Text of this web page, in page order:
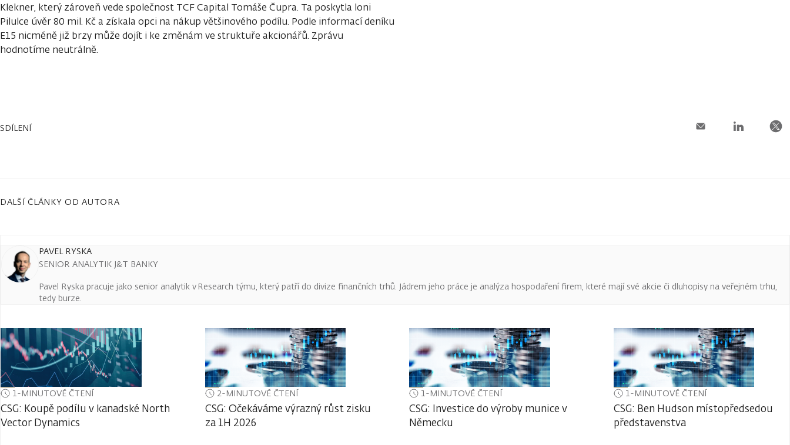
Klekner, který zároveň vede společnost TCF Capital Tomáše Čupra. Ta poskytla loni
Pilulce úvěr 80 mil. Kč a získala opci na nákup většinového podílu. Podle informací deníku
E15 nicméně již brzy může dojít i ke změnám ve struktuře akcionářů. Zprávu
hodnotíme neutrálně.
SDÍLENÍ
DALŠÍ ČLÁNKY OD AUTORA
PAVEL RYSKA
SENIOR ANALYTIK J&T BANKY
Pavel Ryska pracuje jako senior analytik v Research týmu, který patří do divize finančních trhů. Jádrem jeho práce je analýza hospodaření firem, které mají své akcie či dluhopisy na veřejném trhu,
tedy burze.
1-MINUTOVÉ ČTENÍ
CSG: Koupě podílu v kanadské North
Vector Dynamics
2-MINUTOVÉ ČTENÍ
CSG: Očekáváme výrazný růst zisku
za 1H 2026
1-MINUTOVÉ ČTENÍ
CSG: Investice do výroby munice v
Německu
1-MINUTOVÉ ČTENÍ
CSG: Ben Hudson místopředsedou
představenstva